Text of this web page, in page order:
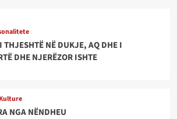
THJESHTË NË DUKJE, AQ DHE I
DHE NJERËZOR ISHTE
NGA NËNDHEU